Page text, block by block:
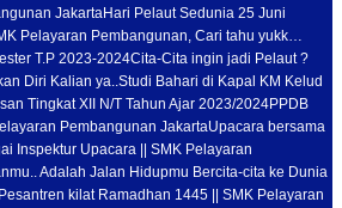
JakartaHari Pelaut Sedunia 25 Juni
Pelayaran Pembangunan, Cari tahu yukk…
T.P 2023-2024Cita-Cita ingin jadi Pelaut ?
Diri Kalian ya..Studi Bahari di Kapal KM Kelud
Tingkat XII N/T Tahun Ajar 2023/2024PPDB
Pembangunan JakartaUpacara bersama
Inspektur Upacara || SMK Pelayaran
Adalah Jalan Hidupmu Bercita-cita ke Dunia
Pesantren kilat Ramadhan 1445 || SMK Pelayaran